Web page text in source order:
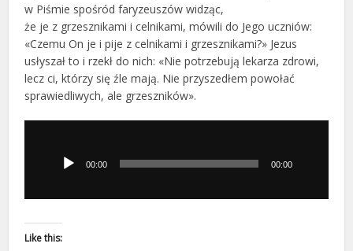
w Piśmie spośród faryzeuszów widząc,
że je z grzesznikami i celnikami, mówili do Jego uczniów:
«Czemu On je i pije z celnikami i grzesznikami?» Jezus
usłyszał to i rzekł do nich: «Nie potrzebują lekarza zdrowi,
lecz ci, którzy się źle mają. Nie przyszedłem powołać
sprawiedliwych, ale grzeszników».
dźwiękowych00:00 00:00
Like this: